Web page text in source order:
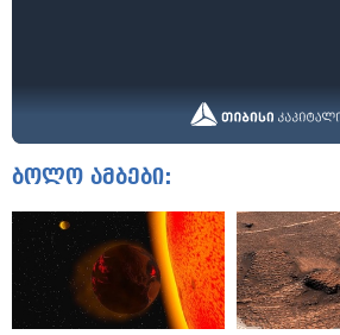
ბოლო ამბები: